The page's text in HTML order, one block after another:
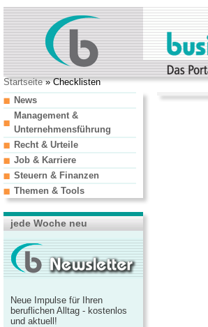
Startseite» Checklisten
News
Management &
Unternehmensführung
Recht & Urteile
Job & Karriere
Steuern & Finanzen
Themen & Tools
jede Woche neu
Neue Impulse für Ihren
beruflichen Alltag - kostenlos
und aktuell!